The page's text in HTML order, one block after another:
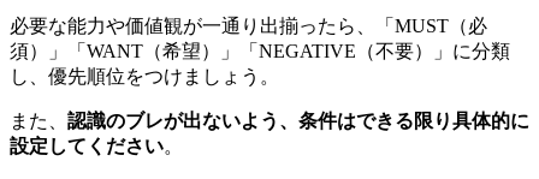
必要な能力や価値観が一通り出揃ったら、「MUST（必
須）」「WANT（希望）」「NEGATIVE（不要）」に分類
し、優先順位をつけましょう。
また、 認識のブレが出ないよう、条件はできる限り具体的に
設定してください。